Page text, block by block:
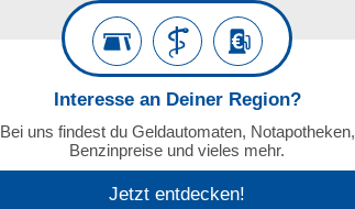
Interesse an Deiner Region?
Bei uns findest du Geldautomaten, Notapotheken,
Benzinpreise und vieles mehr.
Jetzt entdecken!